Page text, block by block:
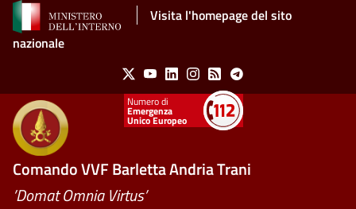
Salta al contenuto principaleVisita l'homepage del sito
nazionale
Social Menu
X YoutubeLinkedinInstagram
Feed Telegram
Emergenza
Unico Europeo
Comando VVF Barletta Andria Trani
’Domat Omnia Virtus’